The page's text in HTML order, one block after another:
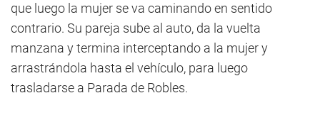
que luego la mujer se va caminando en sentido
contrario. Su pareja sube al auto, da la vuelta
manzana y termina interceptando a la mujer y
arrastrándola hasta el vehículo, para luego
trasladarse a Parada de Robles.